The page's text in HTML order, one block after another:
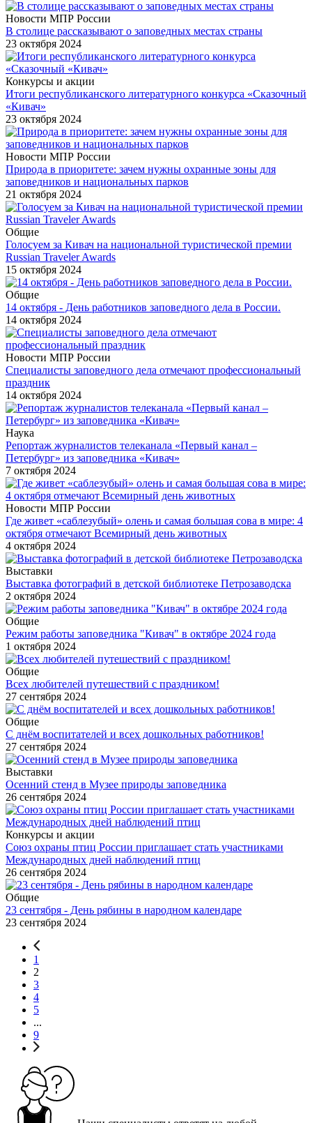
Новости МПР России
В столице рассказывают о заповедных местах страны
23 октября 2024
Конкурсы и акции
Итоги республиканского литературного конкурса «Сказочный
«Кивач»
23 октября 2024
Новости МПР России
Природа в приоритете: зачем нужны охранные зоны для
заповедников и национальных парков
21 октября 2024
Общие
Голосуем за Кивач на национальной туристической премии
Russian Traveler Awards
15 октября 2024
Общие
14 октября - День работников заповедного дела в России.
14 октября 2024
Новости МПР России
Специалисты заповедного дела отмечают профессиональный
праздник
14 октября 2024
Наука
Репортаж журналистов телеканала «Первый канал –
Петербург» из заповедника «Кивач»
7 октября 2024
Новости МПР России
Где живет «саблезубый» олень и самая большая сова в мире: 4
октября отмечают Всемирный день животных
4 октября 2024
Выставки
Выставка фотографий в детской библиотеке Петрозаводска
2 октября 2024
Общие
Режим работы заповедника "Кивач" в октябре 2024 года
1 октября 2024
Общие
Всех любителей путешествий с праздником!
27 сентября 2024
Общие
С днём воспитателей и всех дошкольных работников!
27 сентября 2024
Выставки
Осенний стенд в Музее природы заповедника
26 сентября 2024
Конкурсы и акции
Союз охраны птиц России приглашает стать участниками
Международных дней наблюдений птиц
26 сентября 2024
Общие
23 сентября - День рябины в народном календаре
23 сентября 2024
1
2
3
4
5
...
9